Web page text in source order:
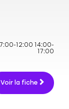
12:00
14:00-
17:00
Voir la fiche